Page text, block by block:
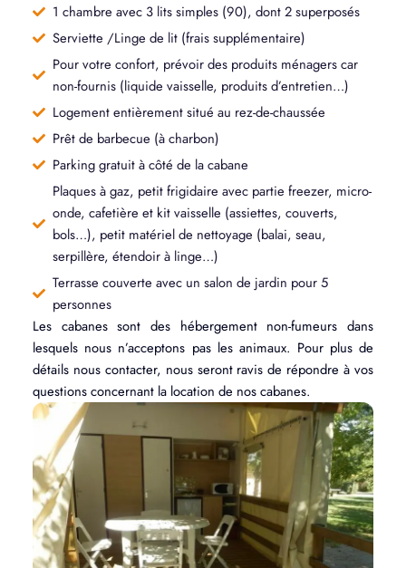
1 chambre avec 3 lits simples (90), dont 2 superposés
Serviette /Linge de lit (frais supplémentaire)
Pour votre confort, prévoir des produits ménagers car
non-fournis (liquide vaisselle, produits d’entretien…)
Logement entièrement situé au rez-de-chaussée
Prêt de barbecue (à charbon)
Parking gratuit à côté de la cabane
Plaques à gaz, petit frigidaire avec partie freezer, micro-
onde, cafetière et kit vaisselle (assiettes, couverts,
bols…), petit matériel de nettoyage (balai, seau,
serpillère, étendoir à linge…)
Terrasse couverte avec un salon de jardin pour 5
personnes
Les cabanes sont des hébergement non-fumeurs dans
lesquels nous n’acceptons pas les animaux. Pour plus de
détails nous contacter, nous seront ravis de répondre à vos
questions concernant la location de nos cabanes.